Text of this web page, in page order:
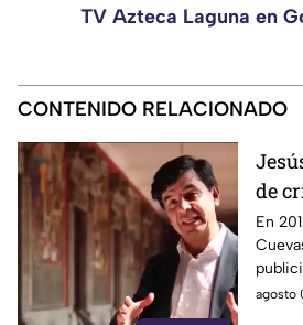
TV Azteca Laguna en
CONTENIDO RELACIONADO
de
por
ser
En
agosto